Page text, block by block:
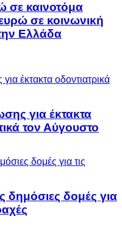
σε καινοτόμα
σε κοινωνική
Ελλάδα
για έκτακτα
τον Αύγουστο
δημόσιες δομές για